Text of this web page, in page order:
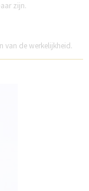
zijn.
van de werkelijkheid.